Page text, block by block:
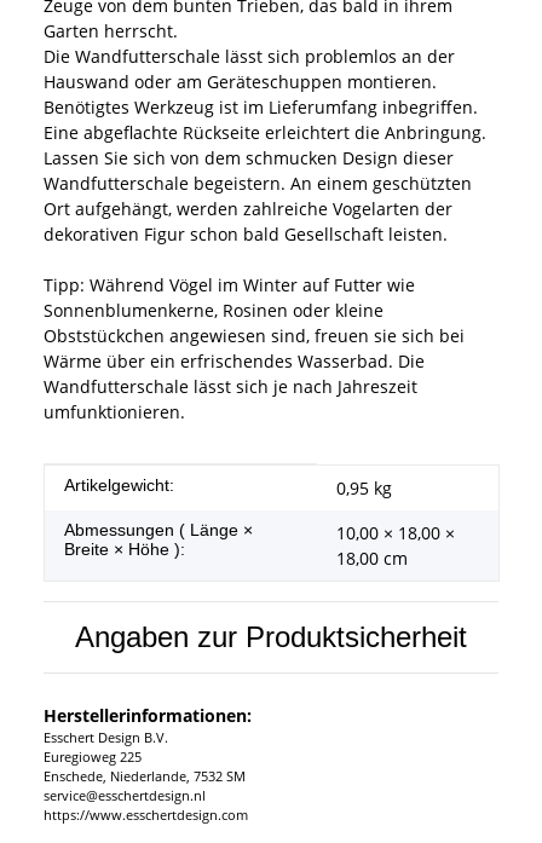
Zeuge von dem bunten Trieben, das bald in ihrem
Garten herrscht.
Die Wandfutterschale lässt sich problemlos an der
Hauswand oder am Geräteschuppen montieren.
Benötigtes Werkzeug ist im Lieferumfang inbegriffen.
Eine abgeflachte Rückseite erleichtert die Anbringung.
Lassen Sie sich von dem schmucken Design dieser
Wandfutterschale begeistern. An einem geschützten
Ort aufgehängt, werden zahlreiche Vogelarten der
dekorativen Figur schon bald Gesellschaft leisten.
Tipp: Während Vögel im Winter auf Futter wie
Sonnenblumenkerne, Rosinen oder kleine
Obststückchen angewiesen sind, freuen sie sich bei
Wärme über ein erfrischendes Wasserbad. Die
Wandfutterschale lässt sich je nach Jahreszeit
umfunktionieren.
Produkteigenschaft
Wert
Artikelgewicht: 0,95 kg
Abmessungen ( Länge ×
Breite × Höhe ):
10,00 × 18,00 ×
18,00 cm
Angaben zur Produktsicherheit
Herstellerinformationen:
Esschert Design B.V.
Euregioweg 225
Enschede, Niederlande, 7532 SM
service@esschertdesign.nl
https://www.esschertdesign.com